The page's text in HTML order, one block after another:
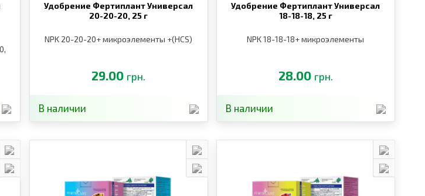
Удобрение Фертиплант Универсал
20-20-20, 25 г
NPK 20-20-20+ микроэлементы +(HCS)
29.00 грн.
В наличии
Удобрение Фертиплант Универсал
18-18-18, 25 г
NPK 18-18-18+ микроэлементы
28.00 грн.
В наличии